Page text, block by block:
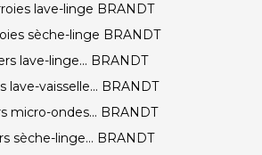
lave-linge BRANDT
sèche-linge BRANDT
lave-linge... BRANDT
lave-vaisselle... BRANDT
micro-ondes... BRANDT
sèche-linge... BRANDT